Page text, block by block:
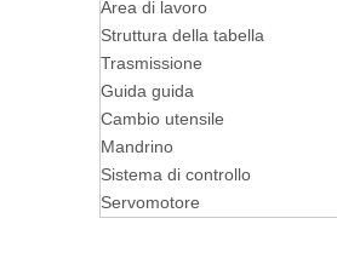
Area di lavoro
Struttura della tabella
Trasmissione
Guida guida
Cambio utensile
Mandrino
Sistema di controllo
Servomotore